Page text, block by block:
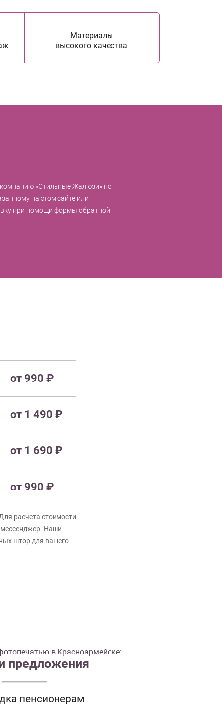
Материалы
высокого качества
«Стильные Жалюзи» по
на этом сайте или
при помощи формы обратной
от 990 ₽
от 1 490 ₽
от 1 690 ₽
от 990 ₽
расчета стоимости
Наши
штор для вашего
в Красноармейске:
предложения
пенсионерам